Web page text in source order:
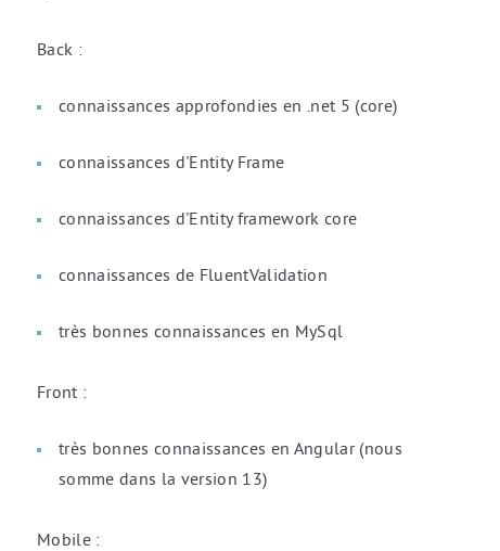
Back :
connaissances approfondies en .net 5 (core)
connaissances d'Entity Frame
connaissances d'Entity framework core
connaissances de FluentValidation
très bonnes connaissances en MySql
Front :
très bonnes connaissances en Angular (nous
somme dans la version 13)
Mobile :